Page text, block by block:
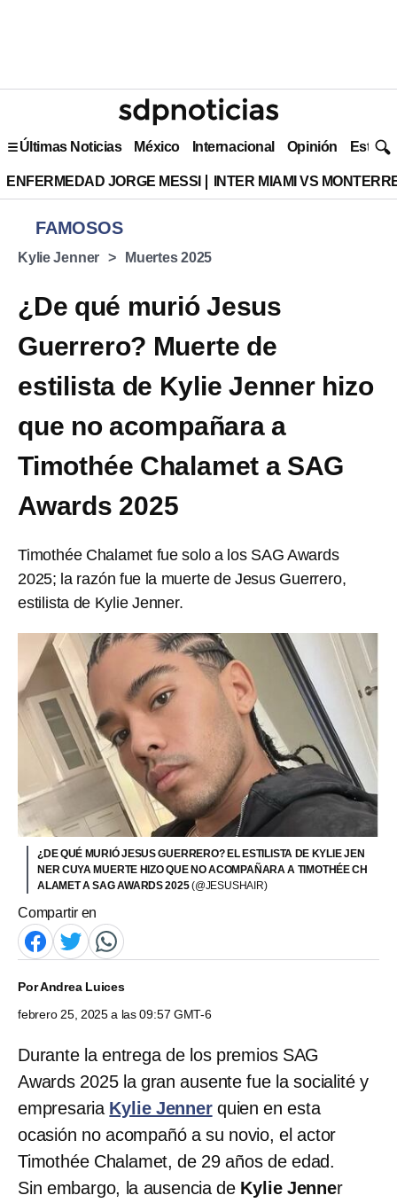
Últimas Noticias México Internacional Opinión Estilo
ENFERMEDAD JORGE MESSI INTER MIAMI VS
FAMOSOS
Kylie Jenner Muertes 2025
¿De qué murió Jesus
Guerrero? Muerte de
estilista de Kylie Jenner hizo
que no acompañara a
Timothée Chalamet a SAG
Awards 2025
Timothée Chalamet fue solo a los SAG Awards
2025; la razón fue la muerte de Jesus Guerrero,
estilista de Kylie Jenner.
¿DE QUÉ MURIÓ JESUS GUERRERO? EL ESTILISTA DE KYLIE JEN
NER CUYA MUERTE HIZO QUE NO ACOMPAÑARA A TIMOTHÉE CH
ALAMET A SAG AWARDS 2025(@JESUSHAIR)
Compartir en
PorAndrea Luices
febrero 25, 2025 a las 09:57 GMT-6
Durante la entrega de los premios SAG
Awards 2025 la gran ausente fue la socialité y
empresaria Kylie Jennerquien en esta
ocasión no acompañó a su novio, el actor
Timothée Chalamet, de 29 años de edad.
Sin embargo, la ausencia de Kylie Jenner